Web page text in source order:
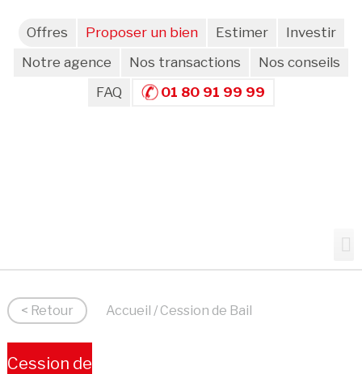
Offres Proposer un bien Estimer
Investir
Notre agence
Nos transactions
Nos conseils
FAQ
01 80 91 99 99
< Retour Accueil / Cession de Bail
Cession de